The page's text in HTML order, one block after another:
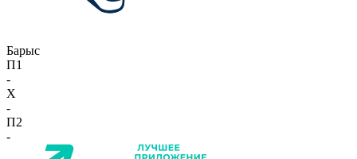
Барыс
П1
-
X
-
П2
-